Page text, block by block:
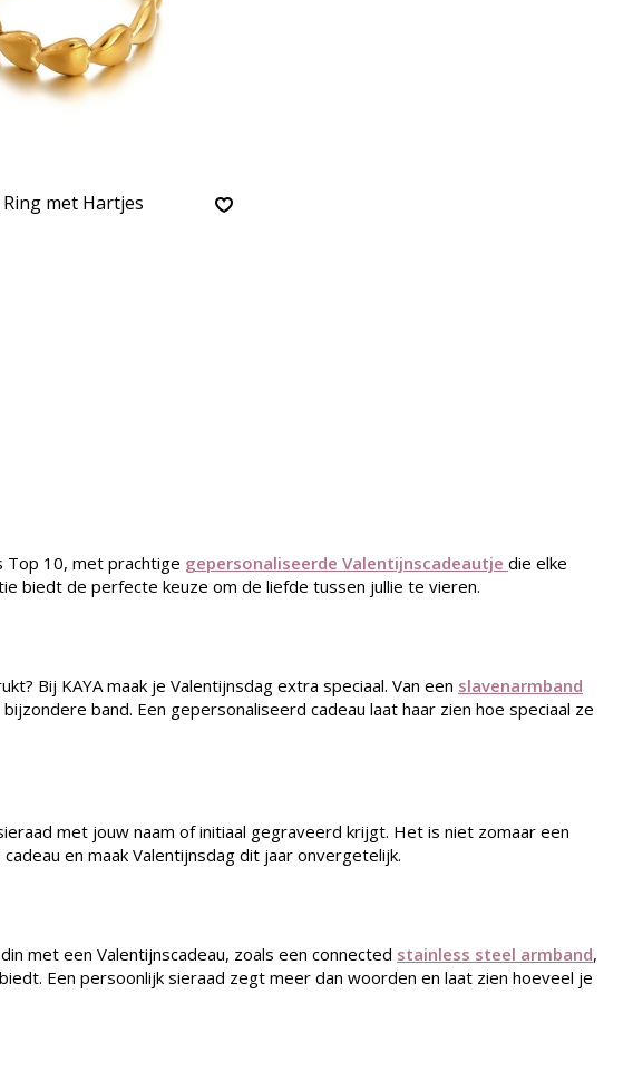
met Hartjes
Top 10, met prachtige gepersonaliseerde Valentijnscadeautje die elke
biedt de perfecte keuze om de liefde tussen jullie te vieren.
Bij KAYA maak je Valentijnsdag extra speciaal. Van een slavenarmband
band. Een gepersonaliseerd cadeau laat haar zien hoe speciaal ze
met jouw naam of initiaal gegraveerd krijgt. Het is niet zomaar een
en maak Valentijnsdag dit jaar onvergetelijk.
met een Valentijnscadeau, zoals een connected stainless steel armband,
Een persoonlijk sieraad zegt meer dan woorden en laat zien hoeveel je